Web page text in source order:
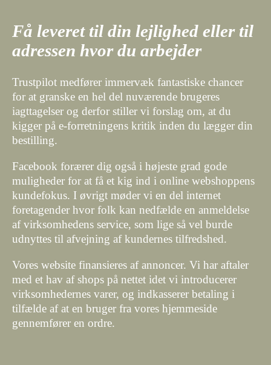
Få leveret til din lejlighed eller til
adressen hvor du arbejder
Trustpilot medfører immervæk fantastiske chancer
for at granske en hel del nuværende brugeres
iagttagelser og derfor stiller vi forslag om, at du
kigger på e-forretningens kritik inden du lægger din
bestilling.
Facebook forærer dig også i højeste grad gode
muligheder for at få et kig ind i online webshoppens
kundefokus. I øvrigt møder vi en del internet
foretagender hvor folk kan nedfælde en anmeldelse
af virksomhedens service, som lige så vel burde
udnyttes til afvejning af kundernes tilfredshed.
Vores website finansieres af annoncer. Vi har aftaler
med et hav af shops på nettet idet vi introducerer
virksomhedernes varer, og indkasserer betaling i
tilfælde af at en bruger fra vores hjemmeside
gennemfører en ordre.